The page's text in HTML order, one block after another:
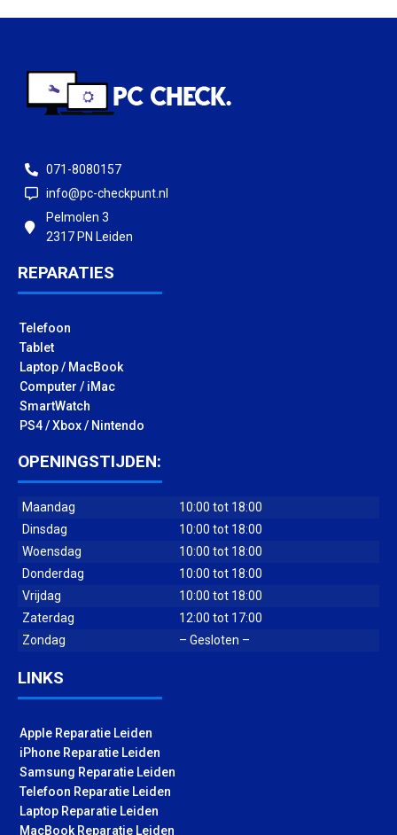
071-8080157
info@pc-checkpunt.nl
Pelmolen 3
2317 PN Leiden
REPARATIES
Telefoon
Tablet
Laptop / MacBook
Computer / iMac
SmartWatch
PS4 / Xbox / Nintendo
OPENINGSTIJDEN:
Maandag
10:00 tot 18:00
Dinsdag
10:00 tot 18:00
Woensdag
10:00 tot 18:00
Donderdag
10:00 tot 18:00
Vrijdag
10:00 tot 18:00
Zaterdag
12:00 tot 17:00
Zondag
– Gesloten –
LINKS
Apple Reparatie Leiden
iPhone Reparatie Leiden
Samsung Reparatie Leiden
Telefoon Reparatie Leiden
Laptop Reparatie Leiden
MacBook Reparatie Leiden